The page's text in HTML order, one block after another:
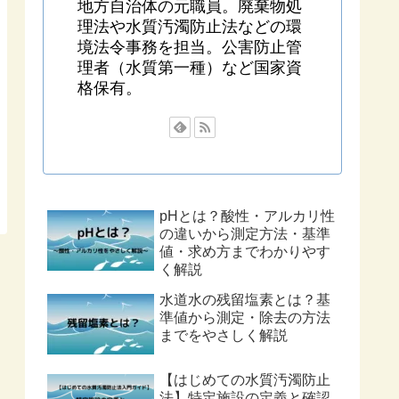
地方自治体の元職員。廃棄物処
理法や水質汚濁防止法などの環
境法令事務を担当。公害防止管
理者（水質第一種）など国家資
格保有。
pHとは？酸性・アルカリ性
の違いから測定方法・基準
値・求め方までわかりやす
く解説
水道水の残留塩素とは？基
準値から測定・除去の方法
までをやさしく解説
【はじめての水質汚濁防止